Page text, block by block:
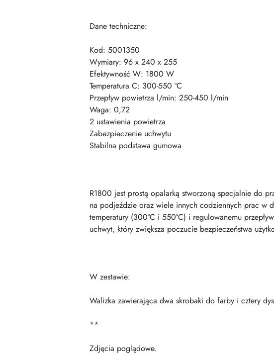
Dane techniczne:
Kod: 5001350
Wymiary: 96 x 240 x 255
Efektywność W: 1800 W
Temperatura C: 300-550 °C
Przepływ powietrza l/min: 250-450 l/min
Waga: 0,72
2 ustawienia powietrza
Zabezpieczenie uchwytu
Stabilna podstawa gumowa
R1800 jest prostą opalarką stworzoną specjalnie do
na podjeździe oraz wiele innych codziennych prac
temperatury (300°C i 550°C) i regulowanemu
uchwyt, który zwiększa poczucie bezpieczeństwa
W zestawie:
Walizka zawierająca dwa skrobaki do farby i cztery
**
Zdjęcia poglądowe.